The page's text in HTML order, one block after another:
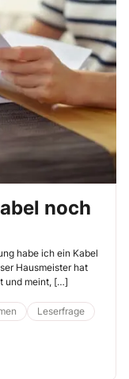
noch
habe ich ein Kabel
Hausmeister hat
und meint, […]
Leserfrage